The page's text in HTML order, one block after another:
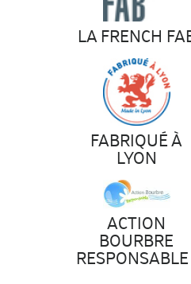
LA FRENCH
FABRIQUÉ À
LYON
ACTION
BOURBRE
RESPONSABLE